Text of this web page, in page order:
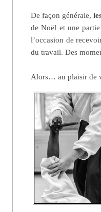
De façon générale,
de Noël et une
l’occasion de
du travail. Des
Alors… au plaisir de